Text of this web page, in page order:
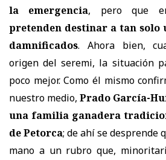
la emergencia, pero que
pretenden destinar a tan solo
damnificados. Ahora bien,
origen del seremi, la situación
poco mejor. Como él mismo
nuestro medio, Prado García-
una familia ganadera
de Petorca; de ahí se desprende
mano a un rubro que,